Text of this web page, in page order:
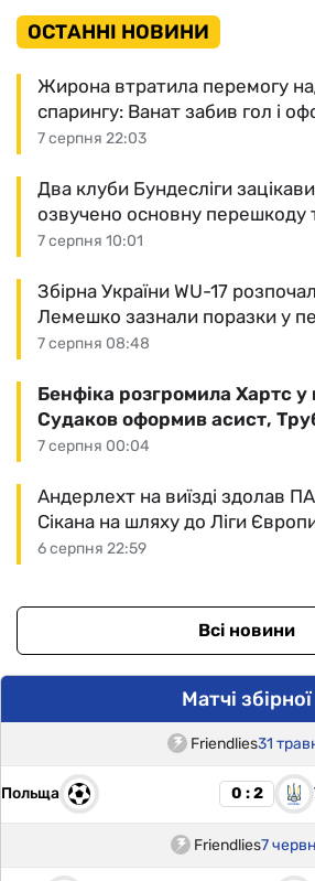
ОСТАННІ НОВИНИ
7 серпня 22:03
Жирона втратила перемогу
спарингу: Ванат забив гол і
7 серпня 10:01
Два клуби Бундесліги
озвучено основну перешкоду
7 серпня 08:48
Збірна України WU-17
Лемешко зазнали поразки у
7 серпня 00:04
Бенфіка розгромила Хартс у
Судаков оформив асист,
6 серпня 22:59
Андерлехт на виїзді здолав
Сікана на шляху до Ліги
Всі новини
Матчі збірної
Friendlies31
Польща 0 : 2
Friendlies7